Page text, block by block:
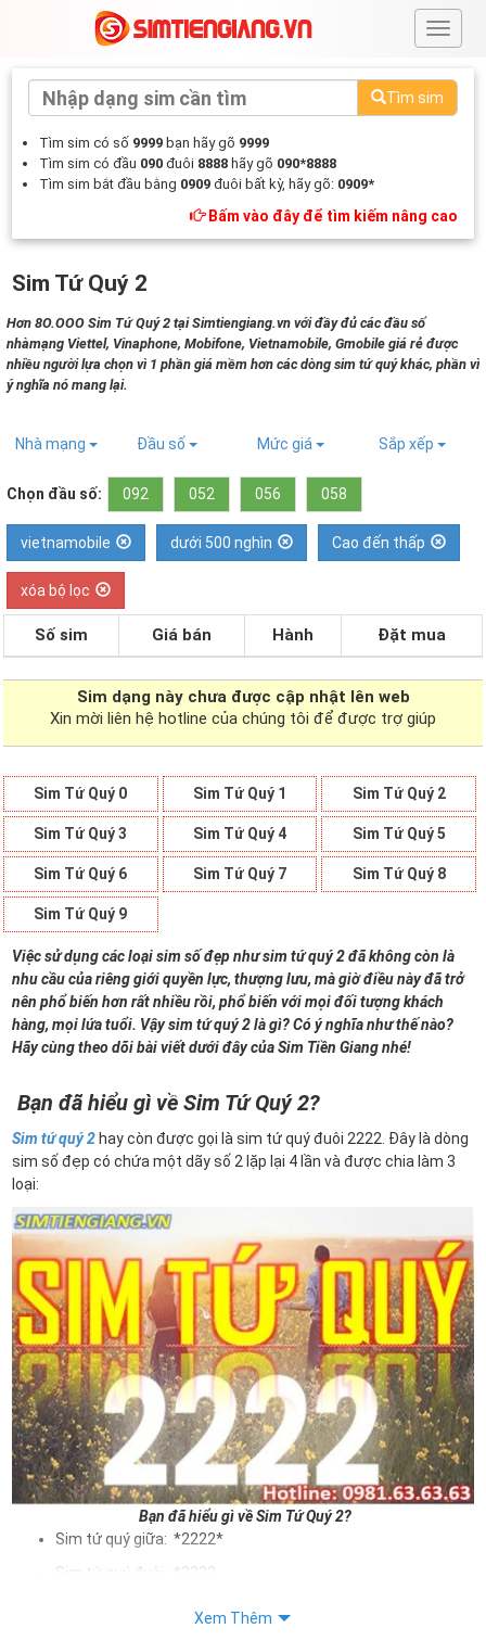
#
Tìm sim
Tìm sim có số 9999 bạn hãy gõ 9999
Tìm sim có đầu 090 đuôi 8888 hãy gõ 090*8888
Tìm sim bắt đầu bằng 0909 đuôi bất kỳ, hãy gõ: 0909*
Bấm vào đây để tìm kiếm nâng cao
Sim Tứ Quý 2
Hơn 8O.OOO Sim Tứ Quý 2 tại Simtiengiang.vn với đầy đủ các đầu số
nhàmạng Viettel, Vinaphone, Mobifone, Vietnamobile, Gmobile giá rẻ được
nhiều người lựa chọn vì 1 phần giá mềm hơn các dòng sim tứ quý khác, phần vì
ý nghĩa nó mang lại.
Nhà mạng Đầu số Mức giá Sắp xếp
Chọn đầu số: 092 052 056 058
vietnamobile dưới 500 nghìn Cao đến thấp
xóa bộ lọc
Số sim Giá bán Hành Đặt mua
Sim dạng này chưa được cập nhật lên web
Xin mời liên hệ hotline của chúng tôi để được trợ giúp
Sim Tứ Quý 0 Sim Tứ Quý 1 Sim Tứ Quý 2
Sim Tứ Quý 3 Sim Tứ Quý 4 Sim Tứ Quý 5
Sim Tứ Quý 6 Sim Tứ Quý 7 Sim Tứ Quý 8
Sim Tứ Quý 9
Việc sử dụng các loại sim số đẹp như sim tứ quý 2 đã không còn là
nhu cầu của riêng giới quyền lực, thượng lưu, mà giờ điều này đã trở
nên phổ biến hơn rất nhiều rồi, phổ biến với mọi đối tượng khách
hàng, mọi lứa tuổi. Vậy sim tứ quý 2 là gì? Có ý nghĩa như thế nào?
Hãy cùng theo dõi bài viết dưới đây của Sim Tiền Giang nhé!
Bạn đã hiểu gì về Sim Tứ Quý 2?
Sim tứ quý 2 hay còn được gọi là sim tứ quý đuôi 2222. Đây là dòng
sim số đẹp có chứa một dãy số 2 lặp lại 4 lần và được chia làm 3
loại:
Bạn đã hiểu gì về Sim Tứ Quý 2?
Sim tứ quý giữa: *2222*
Sim tứ quý đuôi: *2222
Xem Thêm